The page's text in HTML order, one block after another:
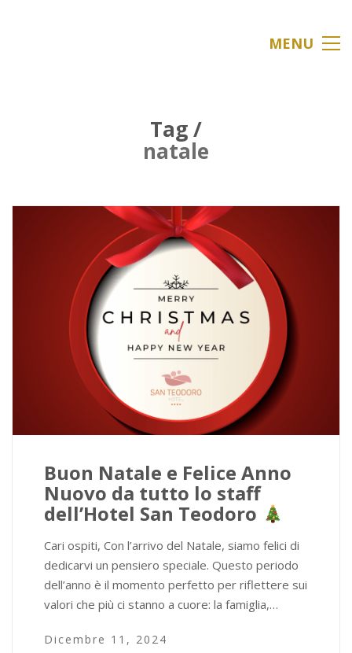
MENU
Tag /
natale
Buon Natale e Felice Anno
Nuovo da tutto lo staff
dell’Hotel San Teodoro
Cari ospiti, Con l’arrivo del Natale, siamo felici di
dedicarvi un pensiero speciale. Questo periodo
dell’anno è il momento perfetto per riflettere sui
valori che più ci stanno a cuore: la famiglia,…
Dicembre 11, 2024